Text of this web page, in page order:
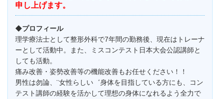
申し上げます。
◆プロフィール
理学療法士として整形外科で7年間の勤務後、現在はトレーナ
ーとして活動中。また、ミスコンテスト日本大会公認講師と
しても活動。
痛み改善・姿勢改善等の機能改善もお任せください！！
男性は勿論、¨女性らしい゛身体を目指している方にも、コン
テスト講師の経験を活かして理想の身体になれるよう全力で